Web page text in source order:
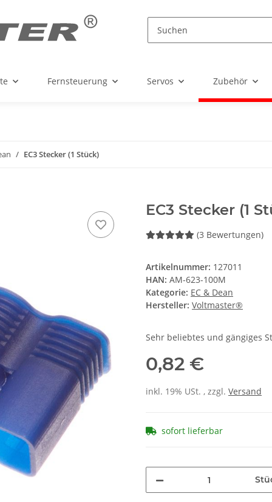
Fernsteuerung Servos Zubehör
EC3 Stecker (1 Stück)
EC3 Stecker (1
(3 Bewertungen)
Artikelnummer: 127011
HAN: AM-623-100M
Kategorie: EC & Dean
Hersteller: Voltmaster®
Sehr beliebtes und gängiges
0,82 €
inkl. 19% USt. , zzgl. Versand
sofort lieferbar